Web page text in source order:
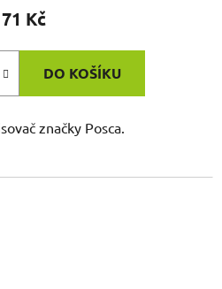
71 Kč
DO KOŠÍKU
značky Posca.